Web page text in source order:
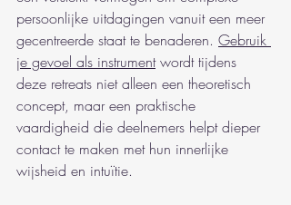
persoonlijke uitdagingen vanuit een meer
gecentreerde staat te benaderen. Gebruik
je gevoel als instrument wordt tijdens
deze retreats niet alleen een theoretisch
concept, maar een praktische
vaardigheid die deelnemers helpt dieper
contact te maken met hun innerlijke
wijsheid en intuïtie.